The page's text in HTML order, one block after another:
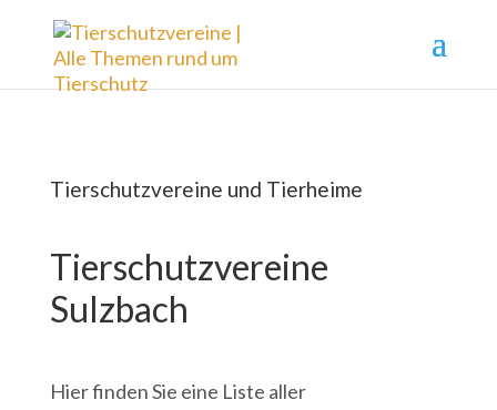
Tierschutzvereine und Tierheime
Tierschutzvereine
Sulzbach
Hier finden Sie eine Liste aller